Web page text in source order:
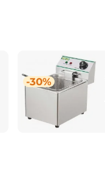
-30%